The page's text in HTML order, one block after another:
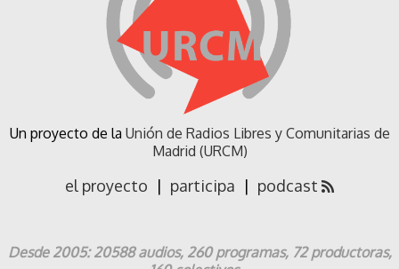
Un proyecto de la Unión de Radios Libres y Comunitarias de
Madrid (URCM)
el proyecto | participa | podcast
Desde 2005: 20588 audios, 260 programas, 72 productoras,